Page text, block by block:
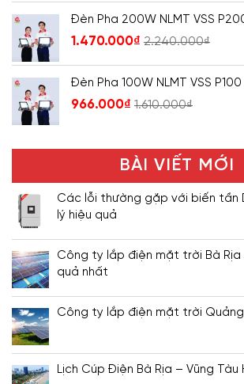
Đèn Pha 200W NLMT VSS
1.470.000₫ 2.240.000₫
Đèn Pha 100W NLMT VSS P100
966.000₫ 1.610.000₫
BÀI VIẾT MỚI
Các lỗi thường gặp với biến tần
lý hiệu quả
Công ty lắp điện mặt trời Bà Rịa
quả nhất
Công ty lắp điện mặt trời
Lịch Cúp Điện Bà Rịa – Vũng Tàu